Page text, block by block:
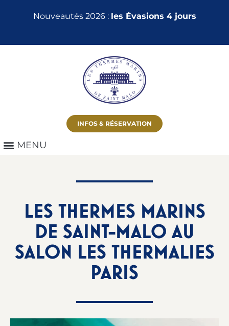
Nouveautés 2026 : les Évasions 4 jours
INFOS & RÉSERVATION
LES THERMES MARINS
DE SAINT-MALO AU
SALON LES THERMALIES
PARIS